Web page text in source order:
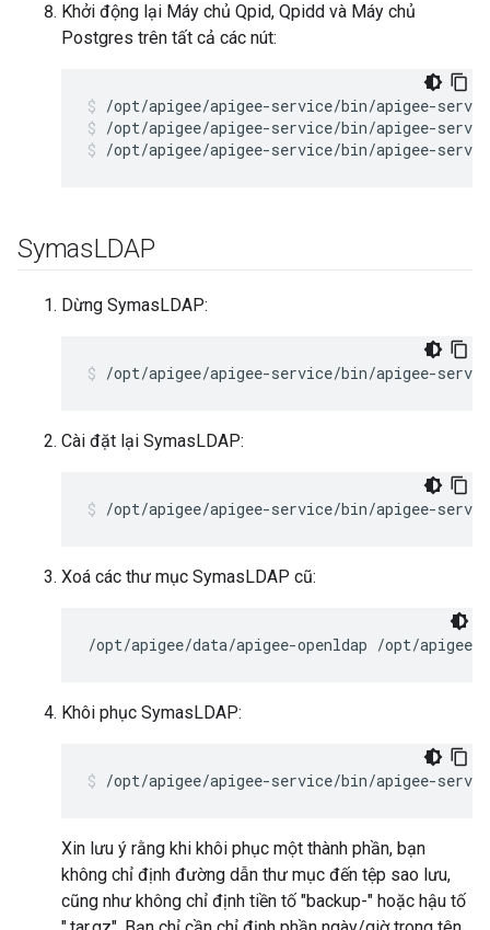
Khởi động lại Máy chủ Qpid, Qpidd và Máy chủ
Postgres trên tất cả các nút:
/opt/apigee/apigee-service/bin/apigee-
/opt/apigee/apigee-service/bin/apigee-
SymasLDAP
Dừng SymasLDAP:
/opt/apigee/apigee-service/bin/apigee-
Cài đặt lại SymasLDAP:
/opt/apigee/apigee-service/bin/apigee-
Xoá các thư mục SymasLDAP cũ:
/opt/apigee/data/apigee-openldap /opt/apigee/
Khôi phục SymasLDAP:
/opt/apigee/apigee-service/bin/apigee-
Xin lưu ý rằng khi khôi phục một thành phần, bạn
không chỉ định đường dẫn thư mục đến tệp sao lưu,
cũng như không chỉ định tiền tố "backup-" hoặc hậu tố